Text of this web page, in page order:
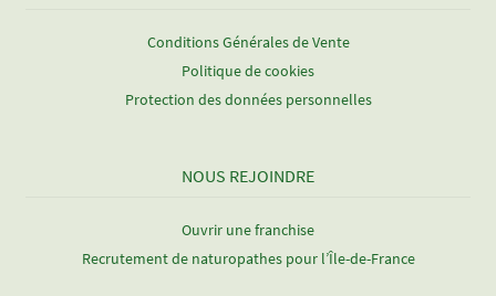
Conditions Générales de Vente
Politique de cookies
Protection des données personnelles
NOUS REJOINDRE
Ouvrir une franchise
Recrutement de naturopathes pour l’Île-de-France